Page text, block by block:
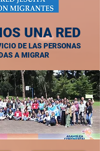
UNA RED
DE LAS PERSONAS
A MIGRAR